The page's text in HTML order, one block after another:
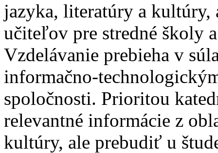
jazyka, literatúry a kultúry,
učiteľov pre stredné školy
Vzdelávanie prebieha v
informačno-
spoločnosti. Prioritou
relevantné informácie z
kultúry, ale prebudiť u